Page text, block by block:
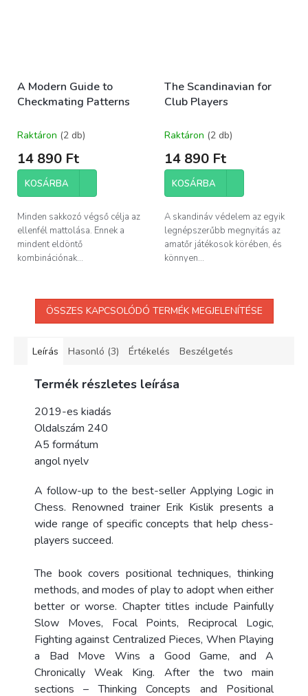
A Modern Guide to
Checkmating Patterns
Raktáron (2 db)
14 890 Ft
KOSÁRBA
Minden sakkozó végső célja az
ellenfél mattolása. Ennek a
mindent eldöntő
kombinációnak...
The Scandinavian for
Club Players
Raktáron (2 db)
14 890 Ft
KOSÁRBA
A skandináv védelem az egyik
legnépszerűbb megnyitás az
amatőr játékosok körében, és
könnyen...
ÖSSZES KAPCSOLÓDÓ TERMÉK MEGJELENÍTÉSE
Leírás Hasonló (3) Értékelés Beszélgetés
Termék részletes leírása
2019-es kiadás
Oldalszám 240
A5 formátum
angol nyelv
A follow-up to the best-seller Applying Logic in
Chess. Renowned trainer Erik Kislik presents a
wide range of specific concepts that help chess-
players succeed.
The book covers positional techniques, thinking
methods, and modes of play to adopt when either
better or worse. Chapter titles include Painfully
Slow Moves, Focal Points, Reciprocal Logic,
Fighting against Centralized Pieces, When Playing
a Bad Move Wins a Good Game, and A
Chronically Weak King. After the two main
sections – Thinking Concepts and Positional